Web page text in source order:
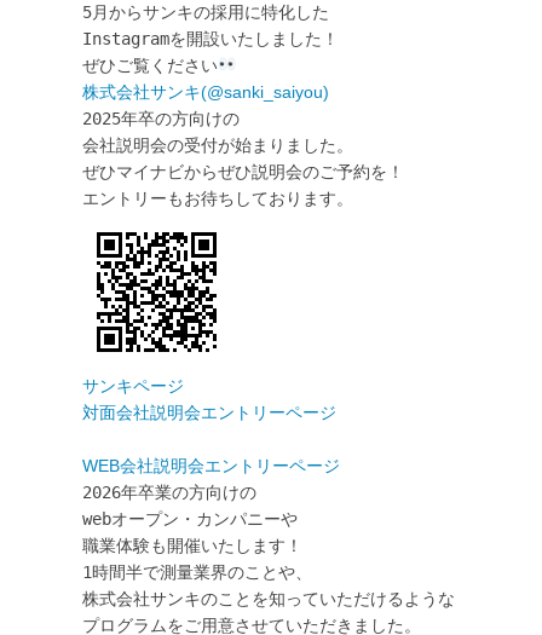
5月からサンキの採用に特化した
Instagramを開設いたしました！
ぜひご覧ください
株式会社サンキ(@sanki_saiyou)
2025年卒の方向けの
会社説明会の受付が始まりました。
ぜひマイナビからぜひ説明会のご予約を！
対面会社説明会エントリーページ
WEB会社説明会エントリーページ
2026年卒業の方向けの
webオープン・カンパニーや
職業体験も開催いたします！
1時間半で測量業界のことや、
株式会社サンキのことを知っていただけるような
プログラムをご用意させていただきました。